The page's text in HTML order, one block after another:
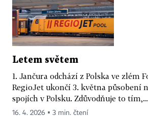
Letem světem
1. Jančura odchází z Polska ve zlém
RegioJet ukončí 3. května působení
spojích v Polsku. Zdůvodňuje to tím,...
16. 4. 2026 ▪ 3 min. čtení